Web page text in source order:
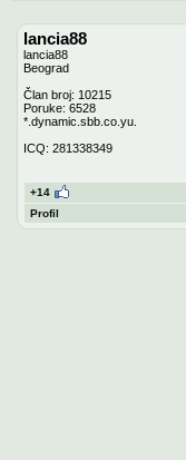
lancia88
lancia88
Beograd
Član broj: 10215
Poruke: 6528
*.dynamic.sbb.co.yu.
ICQ: 281338349
+14
Profil